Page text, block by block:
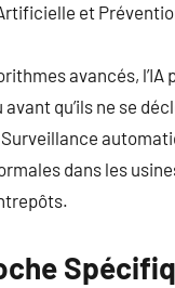
et
avancés,
qu’ils ne se
dans les